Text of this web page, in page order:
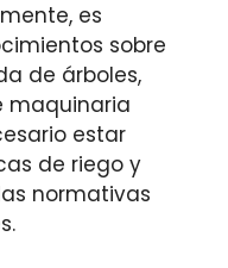
es
sobre
de árboles,
maquinaria
estar
de riego y
normativas